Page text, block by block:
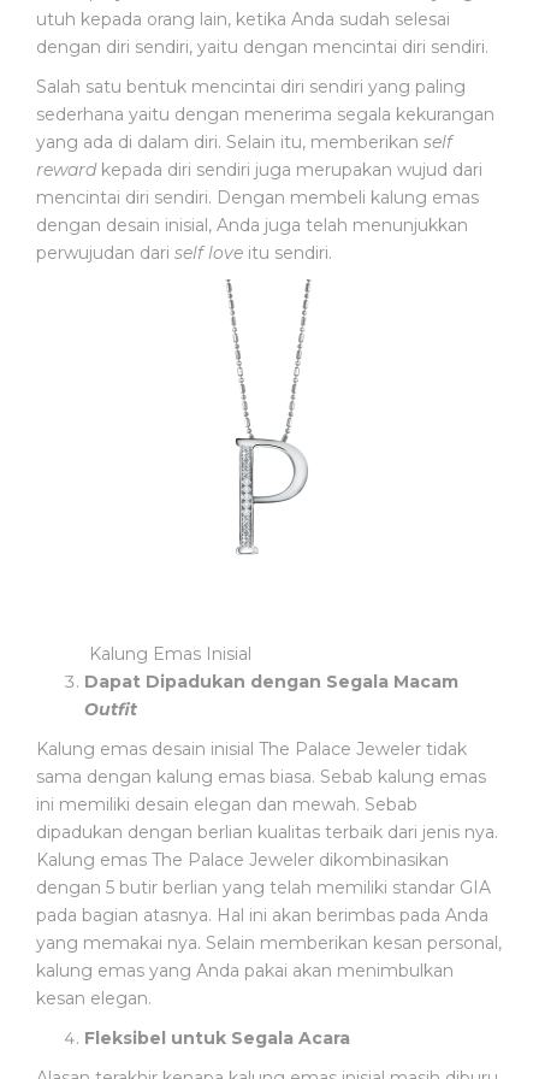
utuh kepada orang lain, ketika Anda sudah selesai
dengan diri sendiri, yaitu dengan mencintai diri sendiri.
Salah satu bentuk mencintai diri sendiri yang paling
sederhana yaitu dengan menerima segala kekurangan
yang ada di dalam diri. Selain itu, memberikan self
reward kepada diri sendiri juga merupakan wujud dari
mencintai diri sendiri. Dengan membeli kalung emas
dengan desain inisial, Anda juga telah menunjukkan
perwujudan dari self love itu sendiri.
Kalung Emas Inisial
Dapat Dipadukan dengan Segala Macam
Outfit
Kalung emas desain inisial The Palace Jeweler tidak
sama dengan kalung emas biasa. Sebab kalung emas
ini memiliki desain elegan dan mewah. Sebab
dipadukan dengan berlian kualitas terbaik dari jenis nya.
Kalung emas The Palace Jeweler dikombinasikan
dengan 5 butir berlian yang telah memiliki standar GIA
pada bagian atasnya. Hal ini akan berimbas pada Anda
yang memakai nya. Selain memberikan kesan personal,
kalung emas yang Anda pakai akan menimbulkan
kesan elegan.
Fleksibel untuk Segala Acara